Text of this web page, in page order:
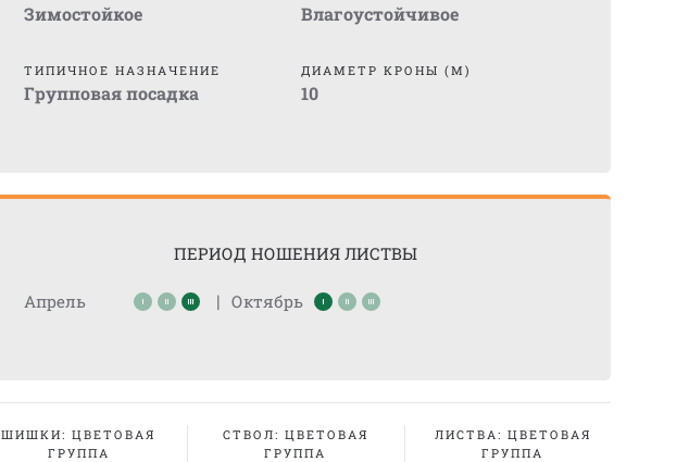
Зимостойкое Влагоустойчивое
ТИПИЧНОЕ НАЗНАЧЕНИЕ
Групповая посадка
ДИАМЕТР КРОНЫ (М)
10
ПЕРИОД НОШЕНИЯ ЛИСТВЫ
Апрель | Октябрь
ШИШКИ: ЦВЕТОВАЯ
ГРУППА
СТВОЛ: ЦВЕТОВАЯ
ГРУППА
ЛИСТВА: ЦВЕТОВАЯ
ГРУППА